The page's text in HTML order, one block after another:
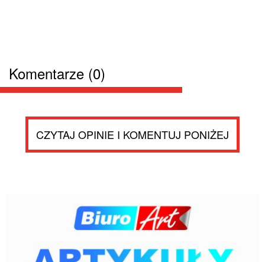
Komentarze (0)
CZYTAJ OPINIE I KOMENTUJ PONIŻEJ